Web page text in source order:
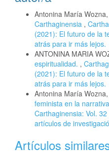
Antonina María Wozna,
Carthaginensia ,
(2021): El futuro de la
atrás para ir más lejos.
ANTONINA MARIA
espiritualidad. ,
(2021): El futuro de la
atrás para ir más lejos.
Antonina María Wozna,
feminista en la
Carthaginensia: Vol.
artículos de
Artículos